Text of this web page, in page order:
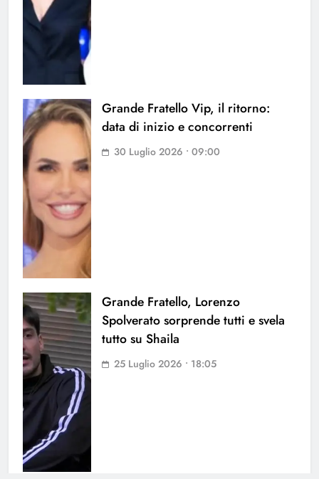
Grande Fratello Vip, il ritorno:
data di inizio e concorrenti
30 Luglio 2026 • 09:00
Grande Fratello, Lorenzo
Spolverato sorprende tutti e svela
tutto su Shaila
25 Luglio 2026 • 18:05